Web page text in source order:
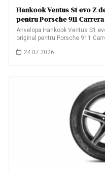
Hankook Ventus S1 evo Z
pentru Porsche 911
Anvelopa Hankook Ventus S1
original pentru Porsche 911
24.07.2026